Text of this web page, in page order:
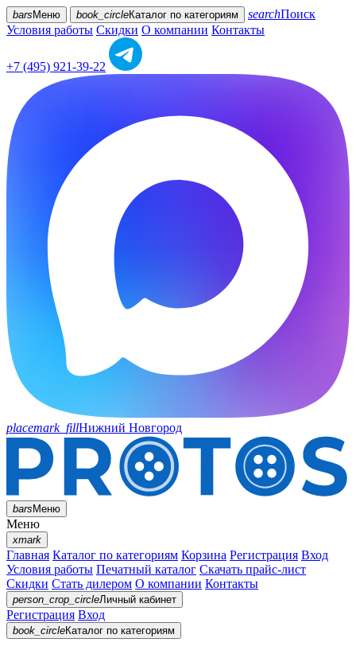
bars Меню book_circleКаталог по категориям searchПоиск
Условия работы Скидки О компании Контакты
+7 (495) 921-39-22
placemark_fillНижний Новгород
barsМеню
Меню
xmark
Главная Каталог по категориям Корзина Регистрация Вход
Условия работы Печатный каталог Скачать прайс-лист
Скидки Стать дилером О компании Контакты
person_crop_circleЛичный кабинет
Регистрация Вход
book_circleКаталог по категориям